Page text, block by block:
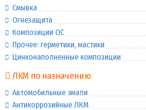
Смывка
Огнезащита
Композиции ОС
Прочее: герметики, мастики
Цинконаполненные композиции
ЛКМ по назначению
Автомобильные эмали
Антикоррозийные ЛКМ